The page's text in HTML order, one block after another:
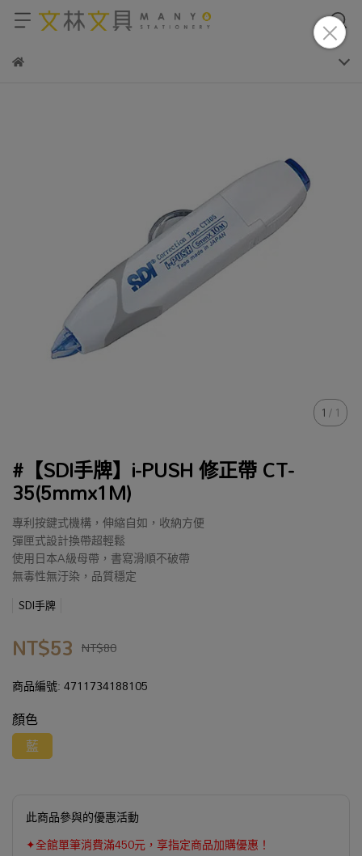
1/1
#【SDI手牌】i-PUSH 修正帶 CT-
35(5mmx1M)
專利按鍵式機構，伸縮自如，收納方便
彈匣式設計換帶超輕鬆
使用日本A級母帶，書寫滑順不破帶
無毒性無汙染，品質穩定
SDI手牌
NT$53 NT$80
商品編號:4711734188105
顏色
藍
此商品參與的優惠活動
✦全館單筆消費滿450元，享指定商品加購優惠！